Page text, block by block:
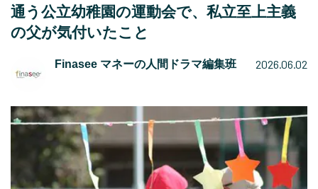
通う公立幼稚園の運動会で、私立至上主義
の父が気付いたこと
Finasee マネーの人間ドラマ編集班 2026.06.02